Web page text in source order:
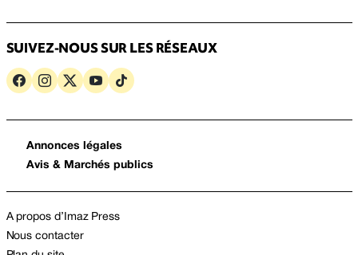
SUIVEZ-NOUS SUR LES RÉSEAUX
Annonces légales
Avis & Marchés publics
A propos d’Imaz Press
Nous contacter